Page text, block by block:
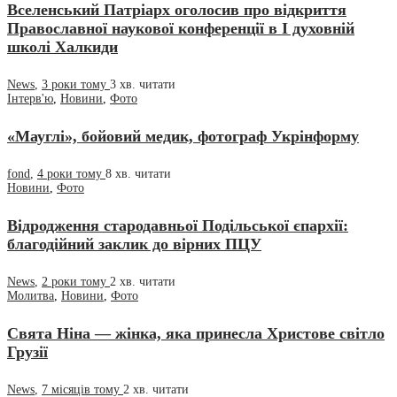
Вселенський Патріарх оголосив про відкриття
Православної наукової конференції в І духовній
школі Халкиди
News, 3 роки тому 3 хв. читати
Інтерв'ю, Новини, Фото
«Мауглі», бойовий медик, фотограф Укрінформу
fond 4 роки тому 8 хв. читати
Новини Фото
Відродження стародавньої Подільської єпархії:
благодійний заклик до вірних ПЦУ
News 2 роки тому 2 хв. читати
Молитва Новини Фото
Свята Ніна — жінка, яка принесла Христове світло
Грузії
News 7 місяців тому 2 хв. читати